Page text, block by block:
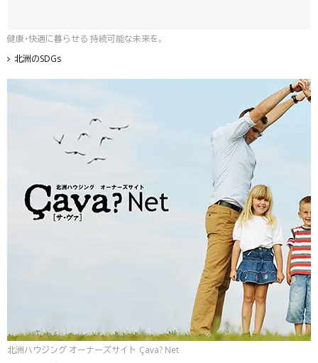
健康・快適に暮らせる 持続可能な未来を。
北洲のSDGs
北洲ハウジング オーナーズサイト Çava? Net